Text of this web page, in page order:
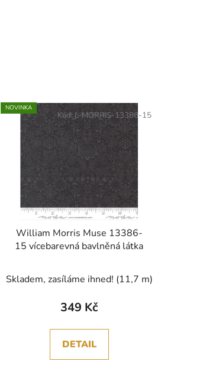
NOVINKA
William Morris Muse 13386-
15 vícebarevná bavlněná látka
Skladem, zasíláme ihned! (11,7 m)
349 Kč
DETAIL
Kód: L-MORRIS-13386-15